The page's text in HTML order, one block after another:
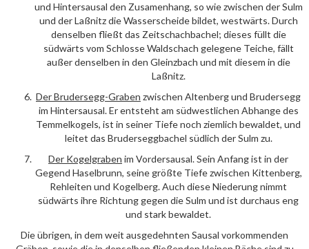
und Hintersausal den Zusamenhang, so wie zwischen der Sulm
und der Laßnitz die Wasserscheide bildet, westwärts. Durch
denselben fließt das Zeitschachbachel; dieses füllt die
südwärts vom Schlosse Waldschach gelegene Teiche, fällt
außer denselben in den Gleinzbach und mit diesem in die
Laßnitz.
DerBrudersegg-Graben zwischen Altenberg und Brudersegg
im Hintersausal. Er entsteht am südwestlichen Abhange des
Temmelkogels, ist in seiner Tiefe noch ziemlich bewaldet, und
leitet das Bruderseggbachel südlich der Sulm zu.
Der Kogelgraben im Vordersausal. Sein Anfang ist in der
Gegend Haselbrunn, seine größte Tiefe zwischen Kittenberg,
Rehleiten und Kogelberg. Auch diese Niederung nimmt
südwärts ihre Richtung gegen die Sulm und ist durchaus eng
und stark bewaldet.
Die übrigen, in dem weit ausgedehnten Sausal vorkommenden